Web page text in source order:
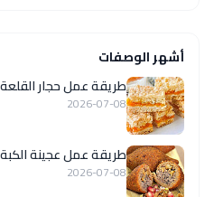
أشهر الوصفات
طريقة عمل حجار
2026-07-08
طريقة عمل عجينة
2026-07-08